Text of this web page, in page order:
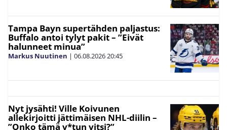
Tampa Bayn supertähden paljastus:
Buffalo antoi tylyt pakit – ”Eivät
halunneet minua”
Markus Nuutinen | 06.08.202620:45
Nyt jysähti! Ville Koivunen
allekirjoitti jättimäisen NHL-diilin –
”Onko tämä v*tun vitsi?”